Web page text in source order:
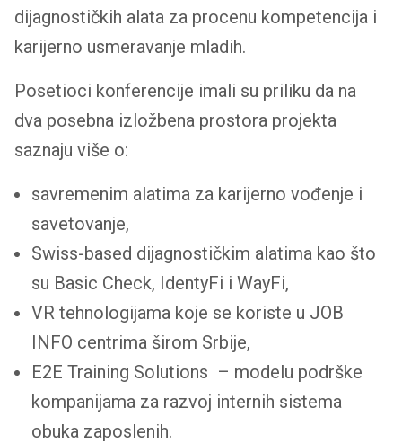
dijagnostičkih alata za procenu kompetencija i
karijerno usmeravanje mladih.
Posetioci konferencije imali su priliku da na
dva posebna izložbena prostora projekta
saznaju više o:
savremenim alatima za karijerno vođenje i
savetovanje,
Swiss-based dijagnostičkim alatima kao što
su Basic Check, IdentyFi i WayFi,
VR tehnologijama koje se koriste u JOB
INFO centrima širom Srbije,
E2E Training Solutions – modelu podrške
kompanijama za razvoj internih sistema
obuka zaposlenih.